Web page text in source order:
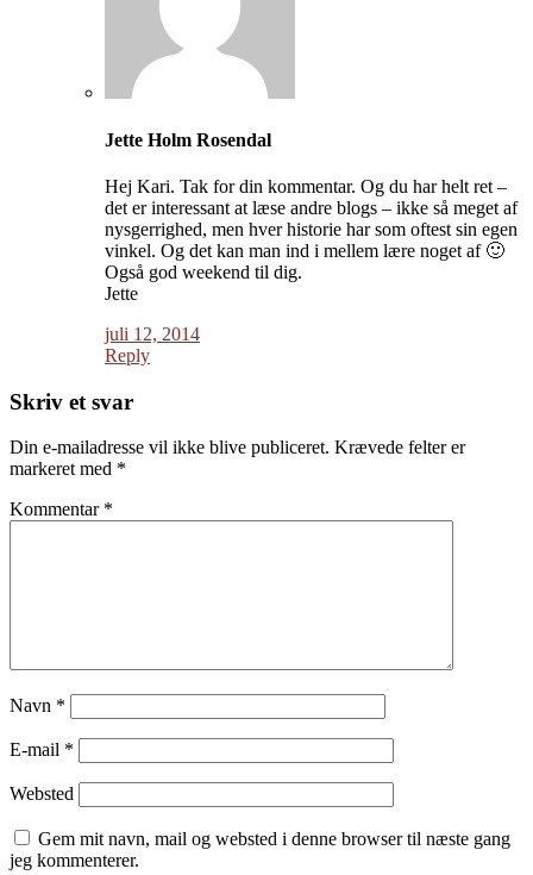
Jette Holm Rosendal
Hej Kari. Tak for din kommentar. Og du har helt ret –
det er interessant at læse andre blogs – ikke så meget af
nysgerrighed, men hver historie har som oftest sin egen
vinkel. Og det kan man ind i mellem lære noget af 🙂
Også god weekend til dig.
Jette
juli 12, 2014
Reply
Skriv et svar
Din e-mailadresse vil ikke blive publiceret. Krævede felter er
markeret med *
Kommentar *
Navn *
E-mail *
Websted
Gem mit navn, mail og websted i denne browser til næste gang
jeg kommenterer.